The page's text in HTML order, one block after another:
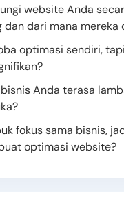
website Anda
dan dari mana mereka
optimasi sendiri,
Anda terasa
fokus sama bisnis,
optimasi website?